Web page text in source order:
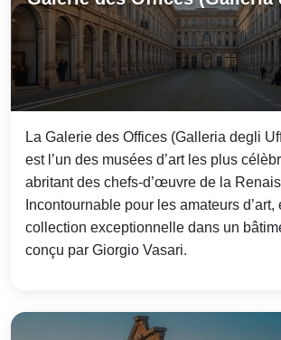
La Galerie des Offices (Galleria degli
est l’un des musées d’art les plus
abritant des chefs-d’œuvre de la
Incontournable pour les amateurs
collection exceptionnelle dans un
conçu par Giorgio Vasari.